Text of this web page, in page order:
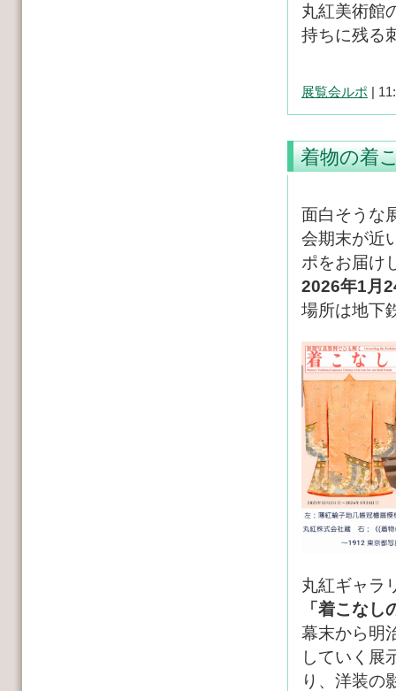
丸紅美術館
持ちに残る
展覧会ルポ |
着物の着
面白そうな
会期末が近
ポをお届け
2026年1月
場所は地下
丸紅ギャラ
「着こなし
幕末から明
していく展
り、洋装の